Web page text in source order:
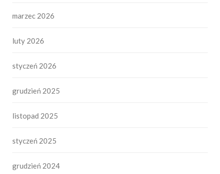
marzec 2026
luty 2026
styczeń 2026
grudzień 2025
listopad 2025
styczeń 2025
grudzień 2024